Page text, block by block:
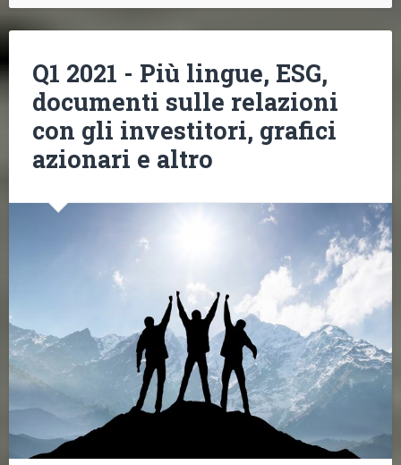
Q1 2021 - Più lingue, ESG,
documenti sulle relazioni
con gli investitori, grafici
azionari e altro